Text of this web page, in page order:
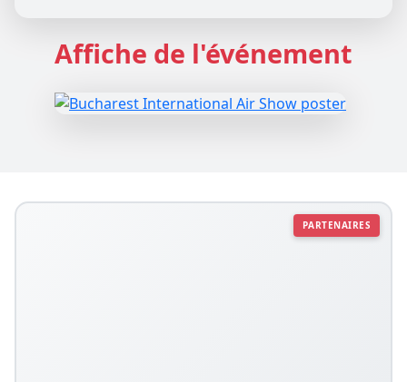
Affiche de l'événement
PARTENAIRES